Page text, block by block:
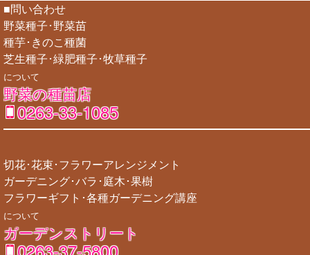
■問い合わせ
野菜種子･野菜苗
種芋･きのこ種菌
芝生種子･緑肥種子･牧草種子
について
野菜の種苗店
0263-33-1085
切花･花束･フラワーアレンジメント
ガーデニング･バラ･庭木･果樹
フラワーギフト･各種ガーデニング講座
について
ガーデンストリート